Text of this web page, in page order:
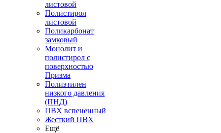
листовой
Полистирол
листовой
Поликарбонат
замковый
Монолит и
полистирол с
поверхностью
Призма
Полиэтилен
низкого давления
(ПНД)
ПВХ вспененный
Жесткий ПВХ
Ещё